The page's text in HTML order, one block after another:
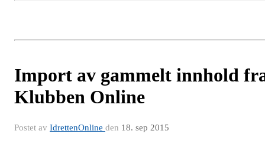
Import av gammelt innhold
Klubben Online
Postet av IdrettenOnline den 18. sep 2015